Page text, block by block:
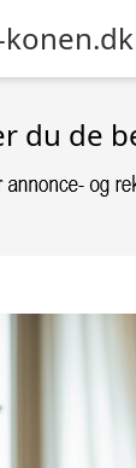
konen.dk
du de